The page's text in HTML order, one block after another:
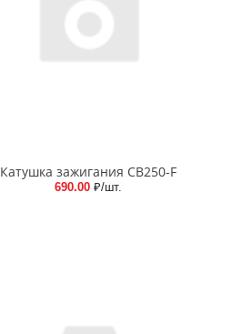
Катушка зажигания CB250-F
690.00 ₽/шт.